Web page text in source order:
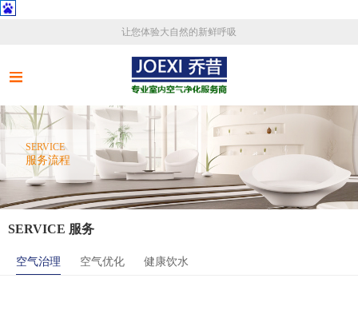
让您体验大自然的新鲜呼吸
SERVICE
服务流程
SERVICE 服务
空气治理 空气优化 健康饮水